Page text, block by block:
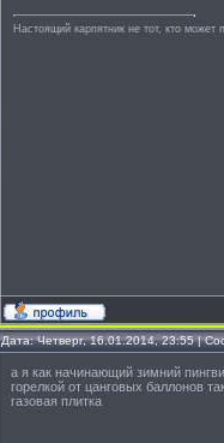
Настоящий карпятник не тот, кто
Дата: Четверг, 16.01.2014, 23:55 |
а я как начинающий зимний
горелкой от цанговых баллонов
газовая плитка